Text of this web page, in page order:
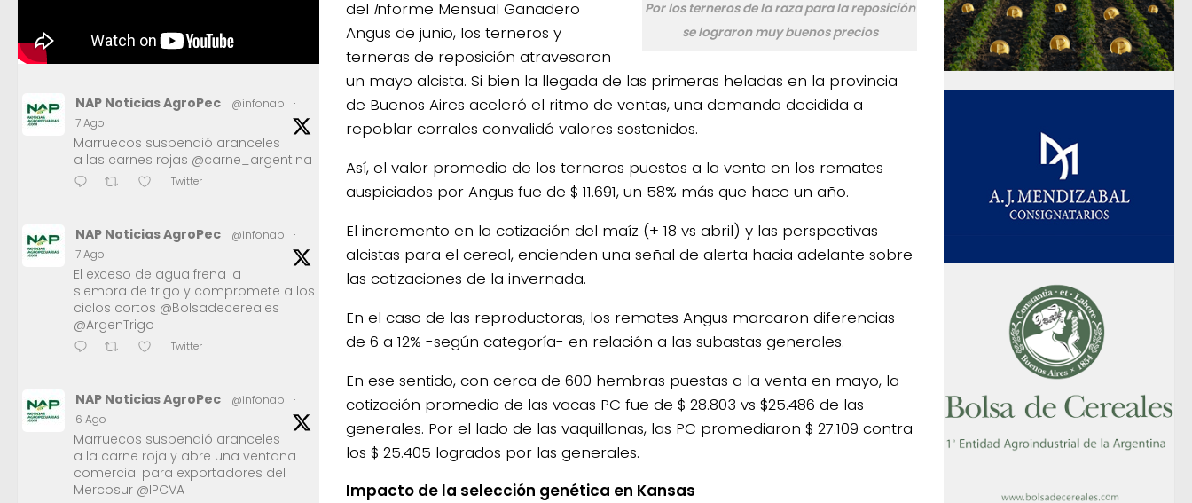
Por los terneros de la raza para la reposición
se lograron muy buenos precios
del Informe Mensual Ganadero
Angus de junio, los terneros y
terneras de reposición atravesaron
un mayo alcista. Si bien la llegada de las primeras heladas en la provincia
de Buenos Aires aceleró el ritmo de ventas, una demanda decidida a
repoblar corrales convalidó valores sostenidos.
Así, el valor promedio de los terneros puestos a la venta en los remates
auspiciados por Angus fue de $ 11.691, un 58% más que hace un año.
El incremento en la cotización del maíz (+ 18 vs abril) y las perspectivas
alcistas para el cereal, encienden una señal de alerta hacia adelante sobre
las cotizaciones de la invernada.
En el caso de las reproductoras, los remates Angus marcaron diferencias
de 6 a 12% -según categoría- en relación a las subastas generales.
En ese sentido, con cerca de 600 hembras puestas a la venta en mayo, la
cotización promedio de las vacas PC fue de $ 28.803 vs $25.486 de las
generales. Por el lado de las vaquillonas, las PC promediaron $ 27.109 contra
los $ 25.405 logrados por las generales.
Impacto de la selección genética en Kansas
NAP Noticias AgroPec @infonap
·
7 Ago
Marruecos suspendió aranceles
a las carnes rojas @carne_argentina
Twitter
NAP Noticias AgroPec @infonap
·
7 Ago
El exceso de agua frena la
siembra de trigo y compromete a los
ciclos cortos @Bolsadecereales
@ArgenTrigo
Twitter
NAP Noticias AgroPec @infonap
·
6 Ago
Marruecos suspendió aranceles
a la carne roja y abre una ventana
comercial para exportadores del
Mercosur @IPCVA